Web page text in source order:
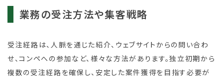
業務の受注方法や集客戦略
受注経路は、人脈を通じた紹介、ウェブサイトからの問い合わ
せ、コンペへの参加など、様々な方法があります。独立初期から
複数の受注経路を確保し、安定した案件獲得を目指す必要が